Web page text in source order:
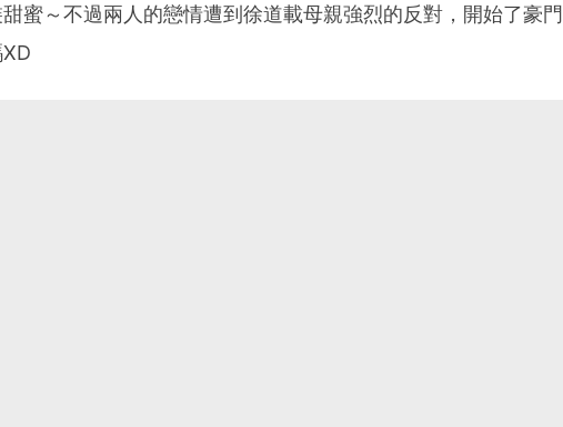
蜜～不過兩人的戀情遭到徐道載母親強烈的反對，開始了豪門